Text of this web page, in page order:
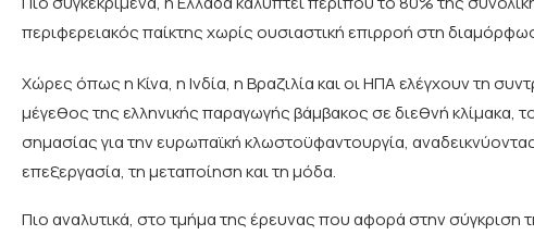
περιφερειακός παίκτης χωρίς ουσιαστική επιρροή στη
Χώρες όπως η Κίνα, η Ινδία, η Βραζιλία και οι ΗΠΑ ελέγχουν τη
μέγεθος της ελληνικής παραγωγής βάμβακος σε διεθνή κλίμακα,
σημασίας για την ευρωπαϊκή κλωστοϋφαντουργία,
επεξεργασία, τη μεταποίηση και τη μόδα.
Πιο αναλυτικά, στο τμήμα της έρευνας που αφορά στην